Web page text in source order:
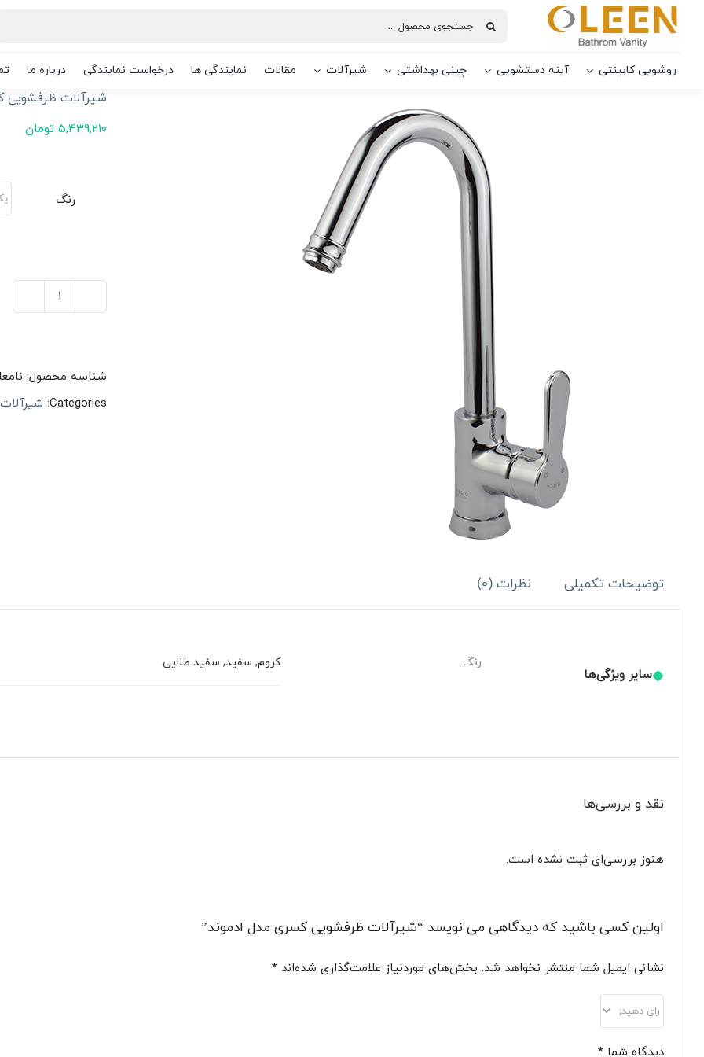
content
جستجو
روشویی کابینتی آینه دستشویی چینی بهداشتی شیرآلات مقالات نمایندگی ها درخواست نمایندگی درباره ما
شیرآلات ظرفشویی
5,439,210 تومان
رنگ
شناسه محصول:
Categories:
توضیحات تکمیلی نظرات (0)
سایر ویژگی‌ها
رنگ کروم, سفید, سفید طلایی
نقد و بررسی‌ها
هنوز بررسی‌ای ثبت نشده است.
اولین کسی باشید که دیدگاهی می نویسد “شیرآلات ظرفشویی کسری مدل ادموند”
نشانی ایمیل شما منتشر نخواهد شد. بخش‌های موردنیاز علامت‌گذاری شده‌اند *
دیدگاه شما *